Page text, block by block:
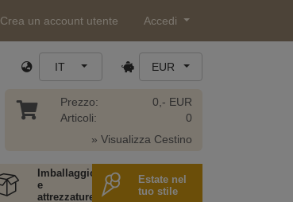
Crea un account utente Accedi
IT EUR
Prezzo:
Articoli:
0,- EUR
0
» Visualizza Cestino
Imballaggio
e
attrezzature
Estate nel
tuo stile